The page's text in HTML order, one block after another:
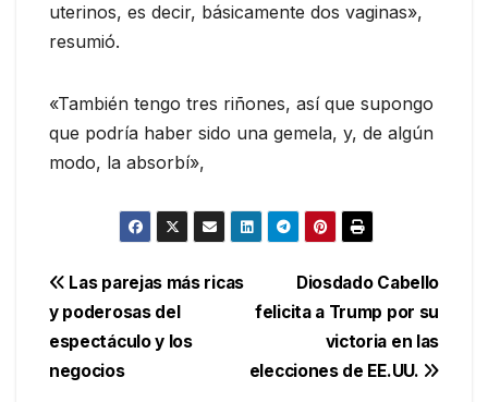
uterinos, es decir, básicamente dos vaginas»,
resumió.
«También tengo tres riñones, así que supongo
que podría haber sido una gemela, y, de algún
modo, la absorbí»,
Navegación
de
entradas
Diosdado Cabello
felicita a Trump por su
victoria en las
elecciones de EE.UU.
Las parejas más ricas
y poderosas del
espectáculo y los
negocios